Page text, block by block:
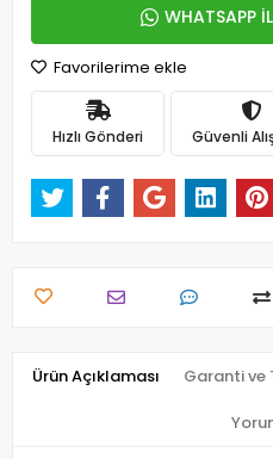
WHATSAPP
Favorilerime ekle
Hızlı Gönderi Güvenli
Ürün Açıklaması Garanti ve